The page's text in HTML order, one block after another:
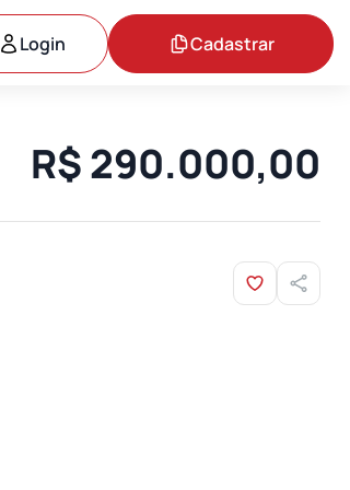
Login Cadastrar
R$ 290.000,00